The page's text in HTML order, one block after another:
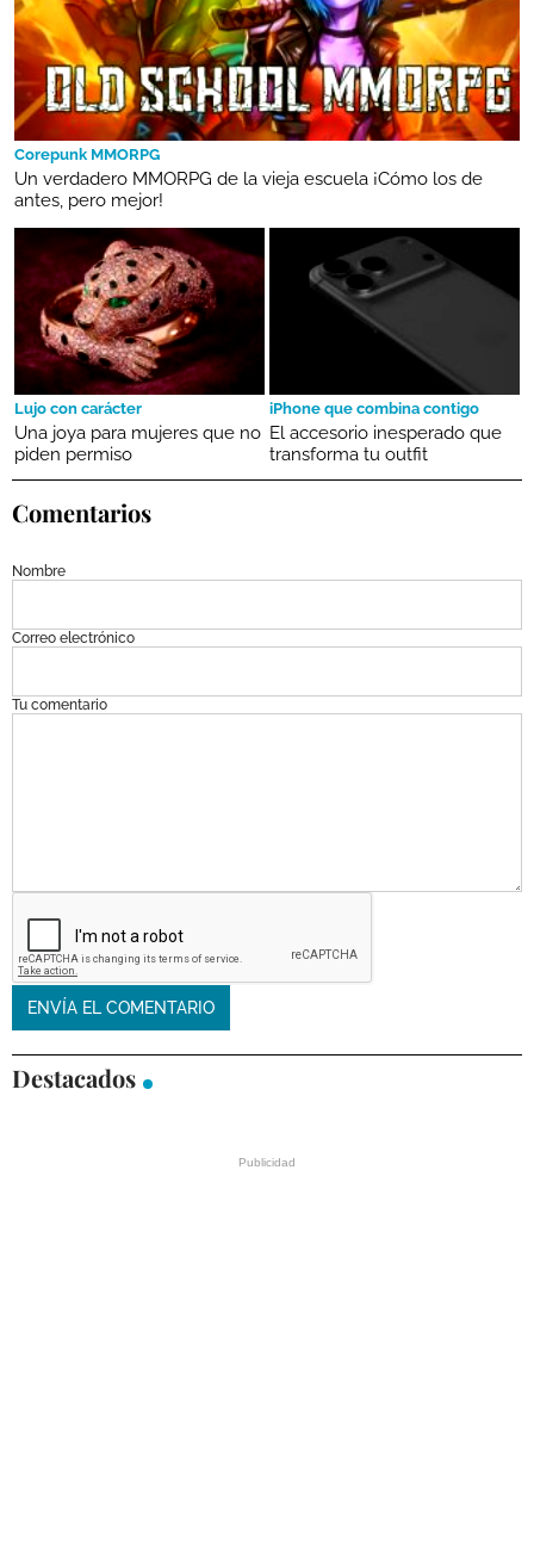
Corepunk MMORPG
Un verdadero MMORPG de la vieja escuela ¡Cómo los de
antes, pero mejor!
Lujo con carácter
Una joya para mujeres que no
piden permiso
iPhone que combina contigo
El accesorio inesperado que
transforma tu outfit
Comentarios
Nombre
Correo electrónico
Tu comentario
Destacados